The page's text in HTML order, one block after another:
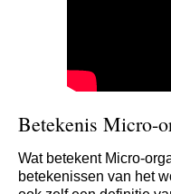
Betekenis Micro-
Wat betekent Micro-
betekenissen van het